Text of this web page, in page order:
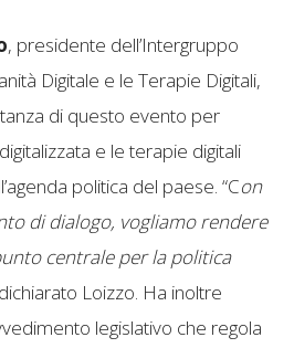
, presidente dell’Intergruppo
Digitale e le Terapie Digitali,
di questo evento per
e le terapie digitali
politica del paese. “Con
di dialogo, vogliamo rendere
centrale per la politica
Loizzo. Ha inoltre
legislativo che regola